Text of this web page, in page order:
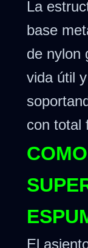
La
base
de nylon
vida útil
con total
El